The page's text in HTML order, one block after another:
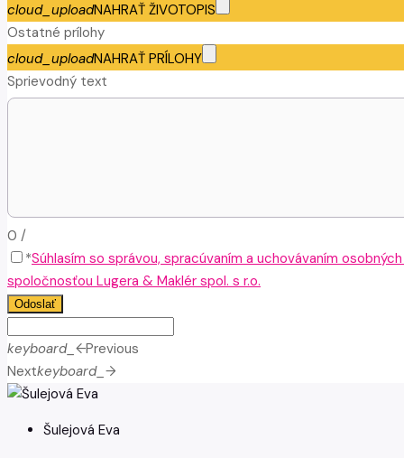
cloud_uploadNAHRAŤ ŽIVOTOPIS
Ostatné prílohy
cloud_uploadNAHRAŤ PRÍLOHY
Sprievodný text
0 /
*Súhlasím so správou, spracúvaním a uchovávaním
spoločnosťou Lugera & Maklér spol. s r.o.
Odoslať
keyboard_arrow_leftPrevious
Nextkeyboard_arrow_right
Šulejová Eva